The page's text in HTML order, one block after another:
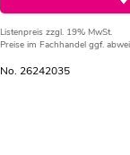
Listenpreis zzgl. 19% MwSt.
Preise im Fachhandel ggf.
No. 26242035